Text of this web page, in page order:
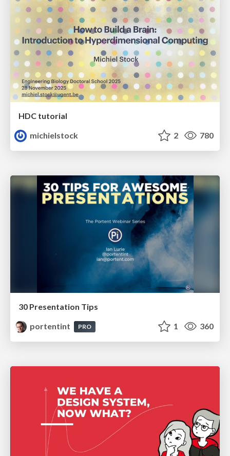
HDC tutorial
michielstock
2 780
30 Presentation Tips
portentint
PRO 1 360